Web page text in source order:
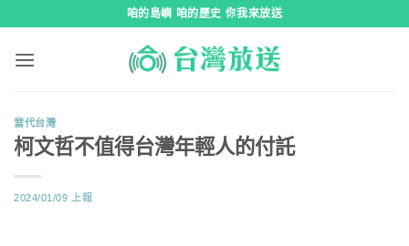
咱的島嶼 咱的歷史 你我來放送
當代台灣
柯文哲不值得台灣年輕人的付託
2024/01/09 上報